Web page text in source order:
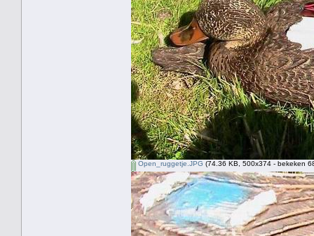
Open_ruggetje.JPG (74.36 KB, 500x374 - bekeken